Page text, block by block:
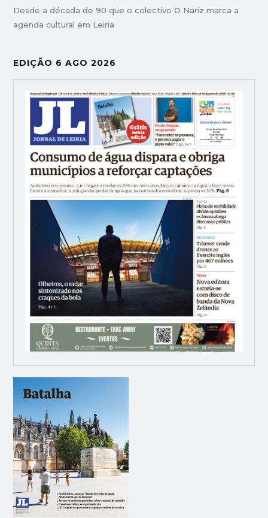
Desde a década de 90 que o colectivo O Nariz marca a
agenda cultural em Leiria
EDIÇÃO 6 AGO 2026